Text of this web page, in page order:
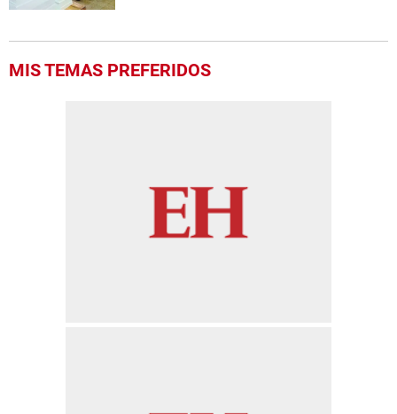
MIS TEMAS PREFERIDOS